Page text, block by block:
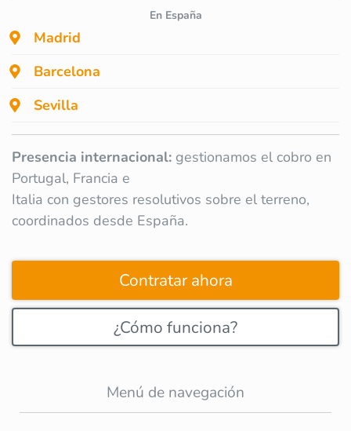
En España
Madrid
Barcelona
Sevilla
Presencia internacional: gestionamos el cobro en
Portugal, Francia e
Italia con gestores resolutivos sobre el terreno,
coordinados desde España.
Contratar ahora
¿Cómo funciona?
Menú de navegación